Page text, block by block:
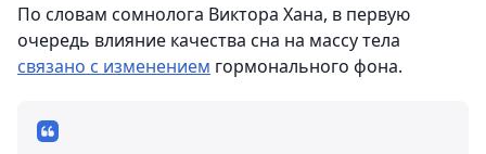
По словам сомнолога Виктора Хана, в первую
очередь влияние качества сна на массу тела
связано с изменением гормонального фона.